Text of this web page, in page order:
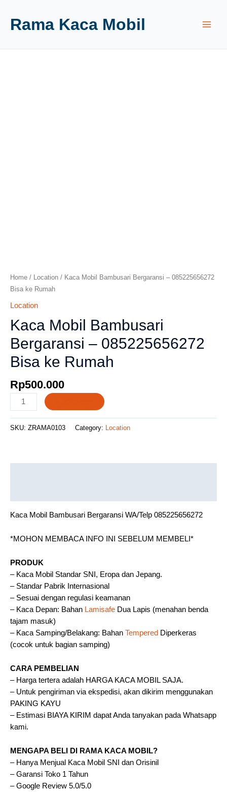
Rama Kaca Mobil
Home / Location / Kaca Mobil Bambusari Bergaransi – 085225656272
Bisa ke Rumah
Location
Kaca Mobil Bambusari
Bergaransi – 085225656272
Bisa ke Rumah
Rp500.000
SKU: ZRAMA0103 Category: Location
Kaca Mobil Bambusari Bergaransi WA/Telp 085225656272
*MOHON MEMBACA INFO INI SEBELUM MEMBELI*
PRODUK
– Kaca Mobil Standar SNI, Eropa dan Jepang.
– Standar Pabrik Internasional
– Sesuai dengan regulasi keamanan
– Kaca Depan: Bahan Lamisafe Dua Lapis (menahan benda
tajam masuk)
– Kaca Samping/Belakang: Bahan Tempered Diperkeras
(cocok untuk bagian samping)
CARA PEMBELIAN
– Harga tertera adalah HARGA KACA MOBIL SAJA.
– Untuk pengiriman via ekspedisi, akan dikirim menggunakan
PAKING KAYU
– Estimasi BIAYA KIRIM dapat Anda tanyakan pada Whatsapp
kami.
MENGAPA BELI DI RAMA KACA MOBIL?
– Hanya Menjual Kaca Mobil SNI dan Orisinil
– Garansi Toko 1 Tahun
– Google Review 5.0/5.0